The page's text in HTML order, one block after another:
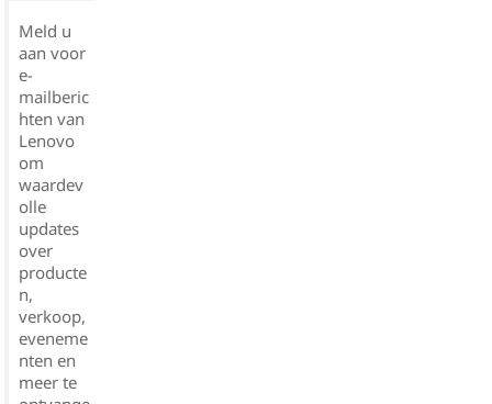
Meld u
aan voor
e-
mailberic
hten van
Lenovo
om
waardev
olle
updates
over
producte
n,
verkoop,
eveneme
nten en
meer te